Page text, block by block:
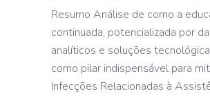
Resumo Análise de como a
continuada, potencializada por
analíticos e soluções
como pilar indispensável para
Infecções Relacionadas à